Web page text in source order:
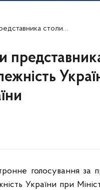
України при Міністерстві у справах ветеранів України
голосування за
України при